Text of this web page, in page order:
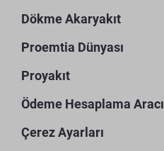
Dökme Akaryakıt
Proemtia Dünyası
Proyakıt
Ödeme Hesaplama Aracı
Çerez Ayarları